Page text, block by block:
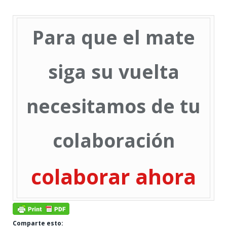
Para que el mate
siga su vuelta
necesitamos de tu
colaboración
colaborar ahora
Comparte esto: